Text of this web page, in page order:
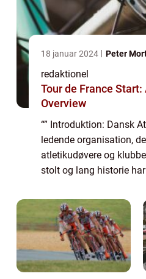
18 januar 2024 Peter
redaktionel
Tour de France Start:
Overview
“” Introduktion: Dansk
ledende organisation,
atletikudøvere og
stolt og lang historie
inden for alle atleti...